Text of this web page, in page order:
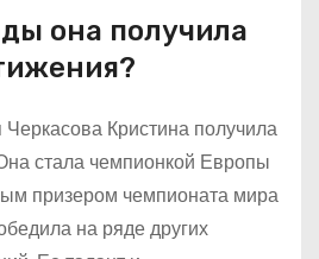
она получила
Кристина получила
стала чемпионкой Европы
призером чемпионата мира
на ряде других